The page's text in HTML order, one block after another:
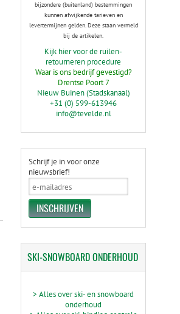
bijzondere (buitenland) bestemmingen
kunnen afwijkende tarieven en
levertermijnen gelden. Deze staan vermeld
bij de artikelen.
Kijk hier voor de ruilen-
retourneren procedure
Waar is ons bedrijf gevestigd?
Drentse Poort 7
Nieuw Buinen (Stadskanaal)
+31 (0) 599-613946
info@tevelde.nl
Schrijf je in voor onze
nieuwsbrief!
SKI-SNOWBOARDONDERHOUD
> Alles over ski- en snowboard
onderhoud